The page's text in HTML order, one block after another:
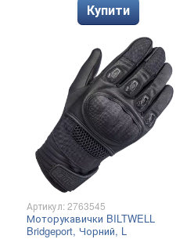
Купити
Артикул: 2763545
Моторукавички BILTWELL
Bridgeport, Чорний, L